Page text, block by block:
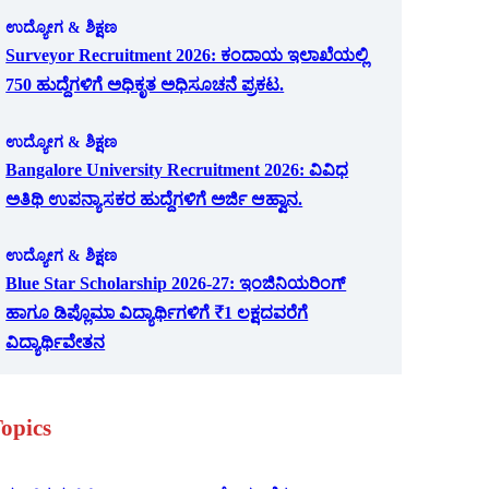
ಉದ್ಯೋಗ & ಶಿಕ್ಷಣ
Surveyor Recruitment 2026: ಕಂದಾಯ ಇಲಾಖೆಯಲ್ಲಿ
750 ಹುದ್ದೆಗಳಿಗೆ ಅಧಿಕೃತ ಅಧಿಸೂಚನೆ ಪ್ರಕಟ.
ಉದ್ಯೋಗ & ಶಿಕ್ಷಣ
Bangalore University Recruitment 2026: ವಿವಿಧ
ಅತಿಥಿ ಉಪನ್ಯಾಸಕರ ಹುದ್ದೆಗಳಿಗೆ ಅರ್ಜಿ ಆಹ್ವಾನ.
ಉದ್ಯೋಗ & ಶಿಕ್ಷಣ
Blue Star Scholarship 2026-27: ಇಂಜಿನಿಯರಿಂಗ್
ಹಾಗೂ ಡಿಪ್ಲೊಮಾ ವಿದ್ಯಾರ್ಥಿಗಳಿಗೆ ₹1 ಲಕ್ಷದವರೆಗೆ
ವಿದ್ಯಾರ್ಥಿವೇತನ